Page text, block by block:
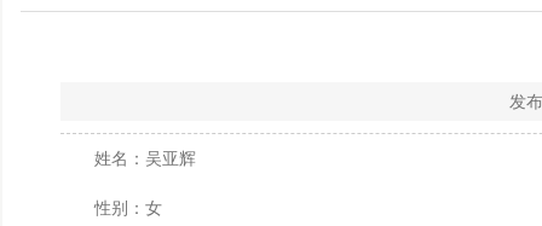
发
姓名：吴亚辉
性别：女